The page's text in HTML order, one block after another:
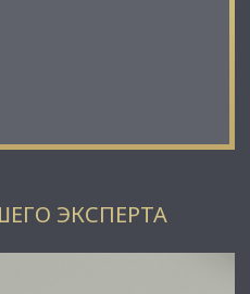
ЭКСПЕРТА